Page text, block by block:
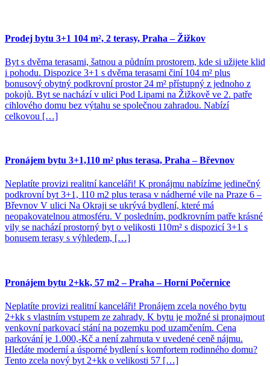
Prodej bytu 3+1 104 m², 2 terasy, Praha – Žižkov
Byt s dvěma terasami, šatnou a půdním prostorem, kde si užijete klid
i pohodu. Dispozice 3+1 s dvěma terasami činí 104 m² plus
bonusový obytný podkrovní prostor 24 m² přístupný z jednoho z
pokojů. Byt se nachází v ulici Pod Lipami na Žižkově ve 2. patře
cihlového domu bez výtahu se společnou zahradou. Nabízí
celkovou […]
Pronájem bytu 3+1,110 m² plus terasa, Praha – Břevnov
Neplatíte provizi realitní kanceláři! K pronájmu nabízíme jedinečný
podkrovní byt 3+1, 110 m2 plus terasa v nádherné vile na Praze 6 –
Břevnov V ulici Na Okraji se ukrývá bydlení, které má
neopakovatelnou atmosféru. V posledním, podkrovním patře krásné
vily se nachází prostorný byt o velikosti 110m² s dispozicí 3+1 s
bonusem terasy s výhledem, […]
Pronájem bytu 2+kk, 57 m2 – Praha – Horní Počernice
Neplatíte provizi realitní kanceláři! Pronájem zcela nového bytu
2+kk s vlastním vstupem ze zahrady. K bytu je možné si pronajmout
venkovní parkovací stání na pozemku pod uzamčením. Cena
parkování je 1.000,-Kč a není zahrnuta v uvedené ceně nájmu.
Hledáte moderní a úsporné bydlení s komfortem rodinného domu?
Tento zcela nový byt 2+kk o velikosti 57 […]